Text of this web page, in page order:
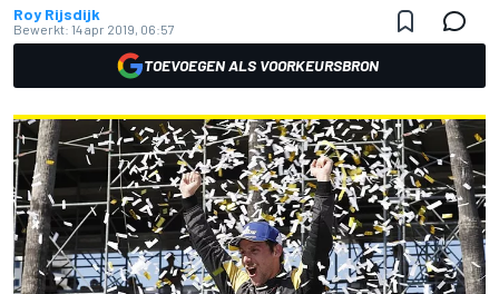
Roy Rijsdijk
Bewerkt: 14 apr 2019, 06:57
TOEVOEGEN ALS VOORKEURSBRON